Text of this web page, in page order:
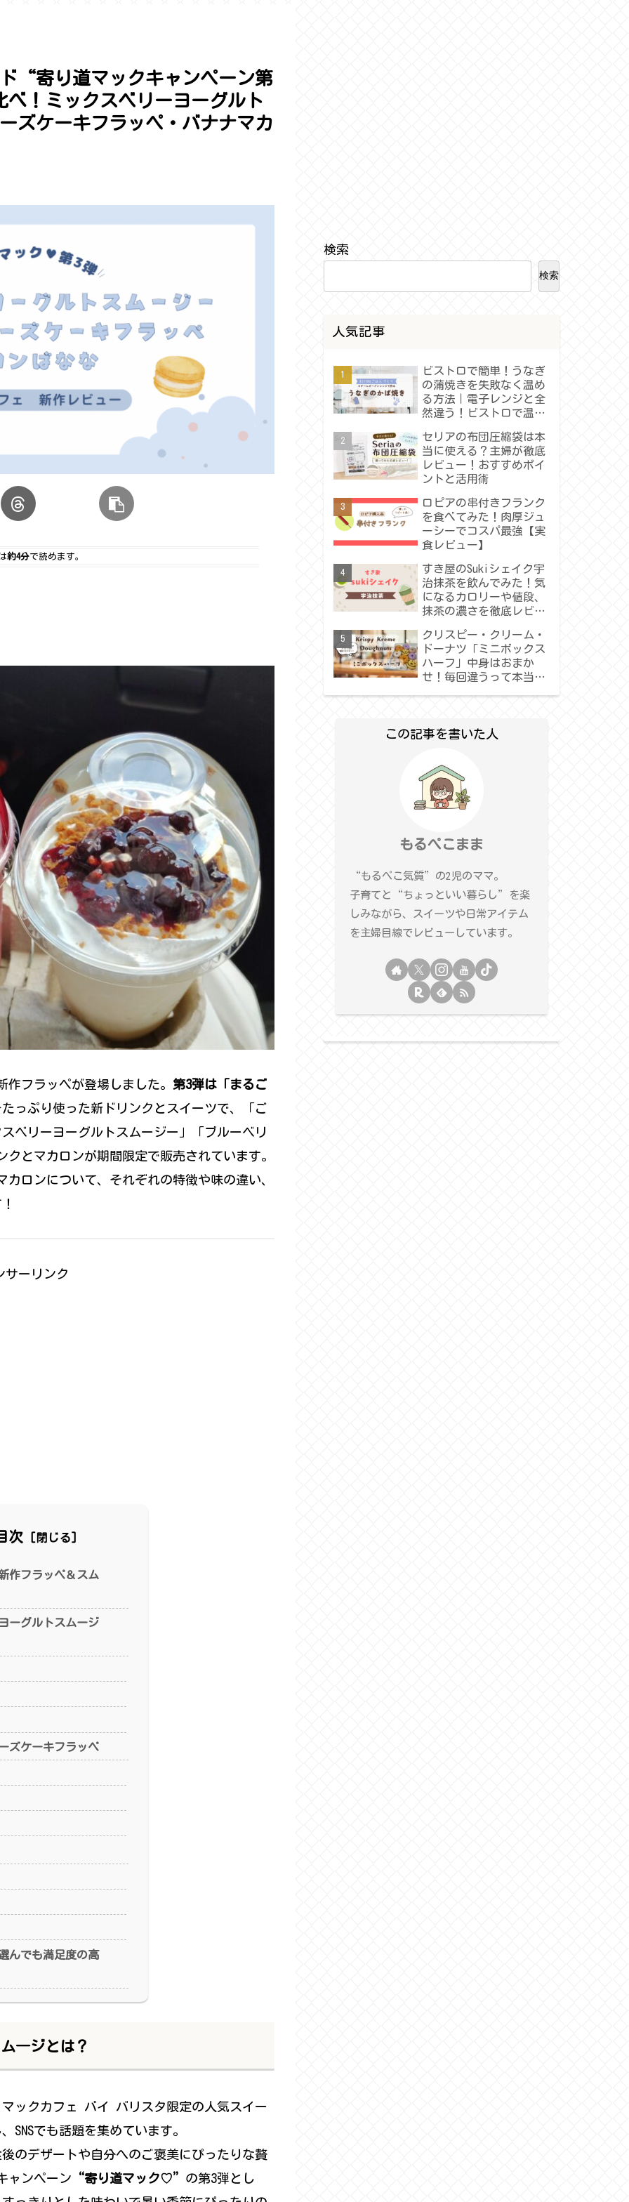
“寄り道マックキャンペーン第
！ミックスベリーヨーグルト
ズケーキフラッペ・バナナマカ
約4分で読めます。
作フラッペが登場しました。 第3弾は「まるご
っぷり使った新ドリンクとスイーツで、「ご
ベリーヨーグルトスムージー」「ブルーベリ
とマカロンが期間限定で販売されています。
ロンについて、それぞれの特徴や味の違い、
サーリンク
次
作フラッペ＆スム
ーグルトスムージ
ズケーキフラッペ
んでも満足度の高
―ジとは？
ックカフェ バイ バリスタ限定の人気スイー
SNSでも話題を集めています。
のデザートや自分へのご褒美にぴったりな贅
ャンペーン “寄り道マック♡” の第3弾とし
検索
検索
人気記事
ビストロで簡単！うなぎ
の蒲焼きを失敗なく温め
る方法｜電子レンジと全
然違う！ビストロで温め
ー
セリアの布団圧縮袋は本
当に使える？主婦が徹底
レビュー！おすすめポイ
ントと活用術
ロピアの串付きフランク
を食べてみた！肉厚ジュ
ーシーでコスパ最強【実
食レビュー】
すき屋のSukiシェイク宇
治抹茶を飲んでみた！気
になるカロリーや値段、
抹茶の濃さを徹底レビュ
クリスピー・クリーム・
ドーナツ「ミニボックス
ハーフ」中身はおまか
せ！毎回違うって本当？
この記事を書いた人
もるぺこまま
“もるぺこ気質”の2児のママ。
子育てと“ちょっといい暮らし”を楽
しみながら、スイーツや日常アイテム
を主婦目線でレビューしています。